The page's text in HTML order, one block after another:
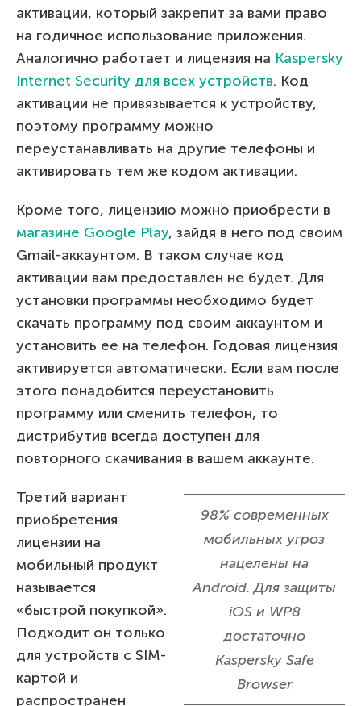
активации, который закрепит за вами право
на годичное использование приложения.
Аналогично работает и лицензия на Kaspersky
Internet Security для всех устройств. Код
активации не привязывается к устройству,
поэтому программу можно
переустанавливать на другие телефоны и
активировать тем же кодом активации.
Кроме того, лицензию можно приобрести в
магазине Google Play, зайдя в него под своим
Gmail-аккаунтом. В таком случае код
активации вам предоставлен не будет. Для
установки программы необходимо будет
скачать программу под своим аккаунтом и
установить ее на телефон. Годовая лицензия
активируется автоматически. Если вам после
этого понадобится переустановить
программу или сменить телефон, то
дистрибутив всегда доступен для
повторного скачивания в вашем аккаунте.
98% современных
мобильных угроз
нацелены на
Android. Для защиты
iOS и WP8
достаточно
Kaspersky Safe
Browser
Третий вариант
приобретения
лицензии на
мобильный продукт
называется
«быстрой покупкой».
Подходит он только
для устройств с SIM-
картой и
распространен